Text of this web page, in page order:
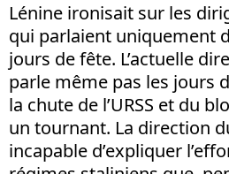
Lénine ironisait sur les
qui parlaient uniquement
jours de fête. L’actuelle
parle même pas les jours
la chute de l’URSS et du
un tournant. La direction
incapable d’expliquer